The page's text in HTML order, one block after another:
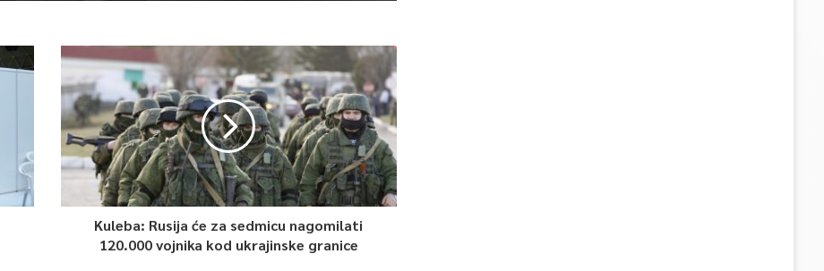
Kuleba: Rusija će za sedmicu nagomilati
120.000 vojnika kod ukrajinske granice